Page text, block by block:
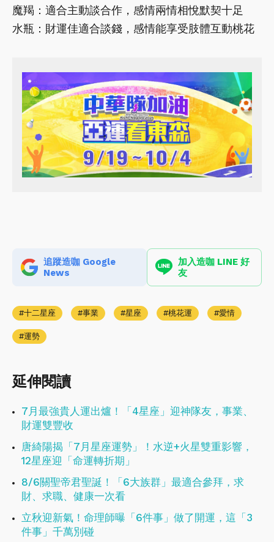
魔羯：適合主動談合作，感情兩情相悅默契十足
水瓶：財運佳適合談錢，感情能享受肢體互動桃花
追蹤造咖 Google
News
加入造咖 LINE 好
友
十二星座 事業 星座 桃花運 愛情
運勢
延伸閱讀
7月最強貴人運出爐！「4星座」迎神隊友，事業、
財運雙豐收
唐綺陽揭「7月星座運勢」！水逆+火星雙重影響，
12星座迎「命運轉折期」
8/6關聖帝君聖誕！「6大族群」最適合參拜，求
財、求職、健康一次看
立秋迎新氣！命理師曝「6件事」做了開運，這「3
件事」千萬別碰